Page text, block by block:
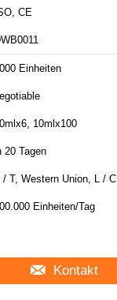
CE
Einheiten
10mlx100
20 Tagen
/ T, Western Union, L / C
Einheiten/Tag
Kontakt